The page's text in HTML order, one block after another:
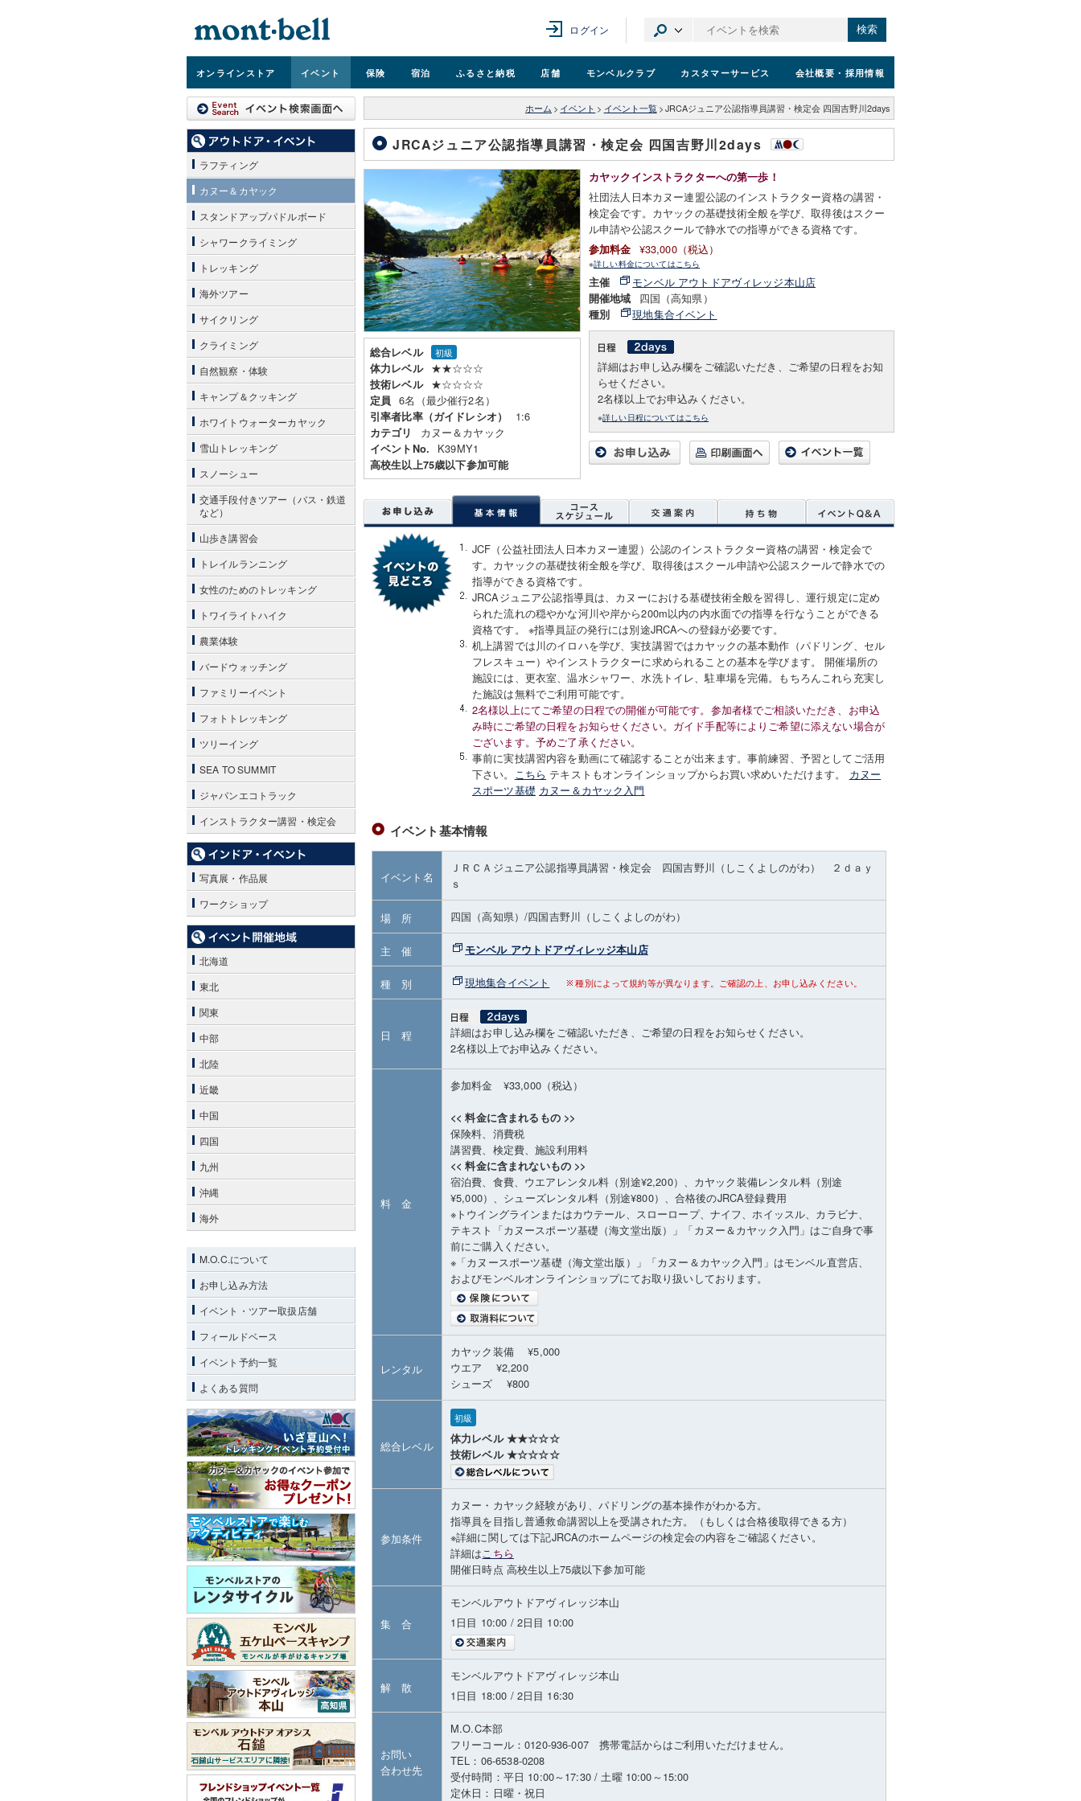
ログイン 検索
オンラインストア イベント 保険 宿泊 ふるさと納税 店舗 モンベルクラブ カスタマーサービス 会社概要 ・採用情報
ホーム > イベント > イベント一覧 > JRCAジュニア公認指導員講習・検定会 四国吉野川2days
JRCAジュニア公認指導員講習・検定会 四国吉野川2days
総合レベル 初級
体力レベル ★★☆☆☆
技術レベル ★☆☆☆☆
定員 6名（最少催行2名）
引率者比率（ガイドレシオ） 1:6
カテゴリ カヌー＆カヤック
イベントNo. K39MY1
高校生以上75歳以下参加可能
カヤックインストラクターへの第一歩！
社団法人日本カヌー連盟公認のインストラクター資格の講習・
検定会です。カヤックの基礎技術全般を学び、取得後はスクー
ル申請や公認スクールで静水での指導ができる資格です。
参加料金 ¥33,000（税込）
※詳しい料金についてはこちら
主催 モンベル アウトドアヴィレッジ本山店
開催地域 四国（高知県）
種別 現地集合イベント
詳細はお申し込み欄をご確認いただき、ご希望の日程をお知
らせください。
2名様以上でお申込みください。
※詳しい日程についてはこちら
JCF（公益社団法人日本カヌー連盟）公認のインストラクター資格の講習・検定会で
す。カヤックの基礎技術全般を学び、取得後はスクール申請や公認スクールで静水での
指導ができる資格です。
JRCAジュニア公認指導員は、カヌーにおける基礎技術全般を習得し、運行規定に定め
られた流れの穏やかな河川や岸から200m以内の内水面での指導を行なうことができる
資格です。 ※指導員証の発行には別途JRCAへの登録が必要です。
机上講習では川のイロハを学び、実技講習ではカヤックの基本動作（パドリング、セル
フレスキュー）やインストラクターに求められることの基本を学びます。 開催場所の
施設には、更衣室、温水シャワー、水洗トイレ、駐車場を完備。もちろんこれら充実し
た施設は無料でご利用可能です。
2名様以上にてご希望の日程での開催が可能です。参加者様でご相談いただき、お申込
み時にご希望の日程をお知らせください。ガイド手配等によりご希望に添えない場合が
ございます。予めご了承ください。
事前に実技講習内容を動画にて確認することが出来ます。事前練習、予習としてご活用
下さい。 こちら テキストもオンラインショップからお買い求めいただけます。 カヌー
スポーツ基礎 カヌー＆カヤック入門
イベント基本情報
イベント名
ＪＲＣＡジュニア公認指導員講習・検定会 四国吉野川（しこくよしのがわ） ２ｄａｙ
ｓ
場 所 四国（高知県）/四国吉野川（しこくよしのがわ）
主 催 モンベル アウトドアヴィレッジ本山店
種 別 現地集合イベント 種別によって規約等が異なります。ご確認の上、お申し込みください。
日 程
詳細はお申し込み欄をご確認いただき、ご希望の日程をお知らせください。
2名様以上でお申込みください。
料 金
参加料金 ¥33,000（税込）
<< 料金に含まれるもの >>
保険料、消費税
講習費、検定費、施設利用料
<< 料金に含まれないもの >>
宿泊費、食費、ウエアレンタル料（別途¥2,200）、カヤック装備レンタル料（別途
¥5,000）、シューズレンタル料（別途¥800）、合格後のJRCA登録費用
※トウイングラインまたはカウテール、スローロープ、ナイフ、ホイッスル、カラビナ、
テキスト「カヌースポーツ基礎（海文堂出版）」「カヌー＆カヤック入門」はご自身で事
前にご購入ください。
※「カヌースポーツ基礎（海文堂出版）」「カヌー＆カヤック入門」はモンベル直営店、
およびモンベルオンラインショップにてお取り扱いしております。
レンタル
カヤック装備 ¥5,000
ウエア ¥2,200
シューズ ¥800
総合レベル
初級
体力レベル ★★☆☆☆
技術レベル ★☆☆☆☆
参加条件
カヌー・カヤック経験があり、パドリングの基本操作がわかる方。
指導員を目指し普通救命講習以上を受講された方。（もしくは合格後取得できる方）
※詳細に関しては下記JRCAのホームページの検定会の内容をご確認ください。
詳細はこちら
開催日時点 高校生以上75歳以下参加可能
集 合
モンベルアウトドアヴィレッジ本山
1日目 10:00 / 2日目 10:00
解 散
モンベルアウトドアヴィレッジ本山
1日目 18:00 / 2日目 16:30
お問い
合わせ先
M.O.C本部
フリーコール：0120-936-007 携帯電話からはご利用いただけません。
TEL：06-6538-0208
受付時間：平日 10:00～17:30 / 土曜 10:00～15:00
定休日：日曜・祝日
ラフティング
カヌー＆カヤック
スタンドアップパドルボード
シャワークライミング
トレッキング
海外ツアー
サイクリング
クライミング
自然観察・体験
キャンプ＆クッキング
ホワイトウォーターカヤック
雪山トレッキング
スノーシュー
交通手段付きツアー（バス・鉄道
など）
山歩き講習会
トレイルランニング
女性のためのトレッキング
トワイライトハイク
農業体験
バードウォッチング
ファミリーイベント
フォトトレッキング
ツリーイング
SEA TO SUMMIT
ジャパンエコトラック
インストラクター講習・検定会
写真展・作品展
ワークショップ
北海道
東北
関東
中部
北陸
近畿
中国
四国
九州
沖縄
海外
M.O.C.について
お申し込み方法
イベント・ツアー取扱店舗
フィールドベース
イベント予約一覧
よくある質問